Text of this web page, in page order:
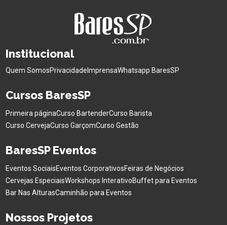
Institucional
Quem SomosPrivacidade ImprensaWhatsapp BaresSP
Cursos BaresSP
Primeira páginaCurso BartenderCurso Barista
Curso CervejaCurso GarçomCurso Gestão
BaresSP Eventos
Eventos SociaisEventos CorporativosFeiras de Negócios
Cervejas EspeciaisWorkshops InterativoBuffet para Eventos
Bar Nas AlturasCaminhão para Eventos
Nossos Projetos